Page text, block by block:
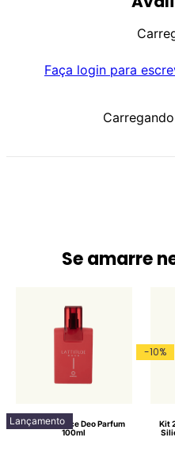
Faça login para
Se amarre
Lançamento
Lattitude Race Deo Parfum
100ml
-10%
Kit